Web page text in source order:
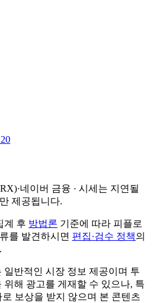
네이버 금융 · 시세는 지연될
제공됩니다.
계 후 방법론 기준에 따라 피플로
를 발견하시면 편집·검수 정책의
일반적인 시장 정보 제공이며 투
해 광고를 게재할 수 있으나, 특
보상을 받지 않으며 본 콘텐츠